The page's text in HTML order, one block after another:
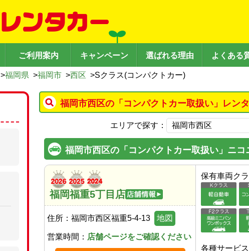
ご利用案内 キャンペーン 選ばれる理由 よくある
>福岡県 >福岡市 >西区 >Sクラス(コンパクトカー)
福岡市西区の「コンパクトカー取扱い」レン
エリアで探す：
福岡市西区の「コンパクトカー取扱い」ニ
福岡福重5丁目店
住所： 福岡市西区福重5-4-13 地図
営業時間： 店舗ページをご確認ください
保有車両ク
各種サービス